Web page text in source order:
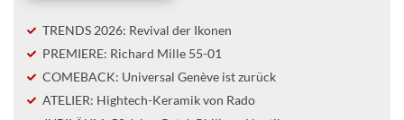
TRENDS 2026: Revival der Ikonen
PREMIERE: Richard Mille 55-01
COMEBACK: Universal Genève ist zurück
ATELIER: Hightech-Keramik von Rado